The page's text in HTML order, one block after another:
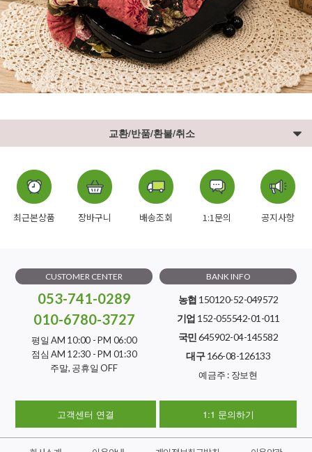
교환/반품/환불/취소
최근본상품 장바구니 배송조회 1:1문의 공지사항
CUSTOMER CENTER
053-741-0289
010-6780-3727
평일 AM 10:00 - PM 06:00
점심 AM 12:30 - PM 01:30
주말, 공휴일 OFF
BANK INFO
농협 150120-52-049572
기업 152-055542-01-011
국민645902-04-145582
대구166-08-126133
예금주 : 장보현
고객센터 연결 1:1 문의하기